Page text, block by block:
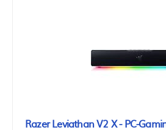
Razer Leviathan V2 X - PC-